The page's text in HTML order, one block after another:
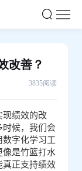
改善？
3835阅读
现绩效的改
候，我们会
字化学习工
是竹篮打水
真正支持绩效